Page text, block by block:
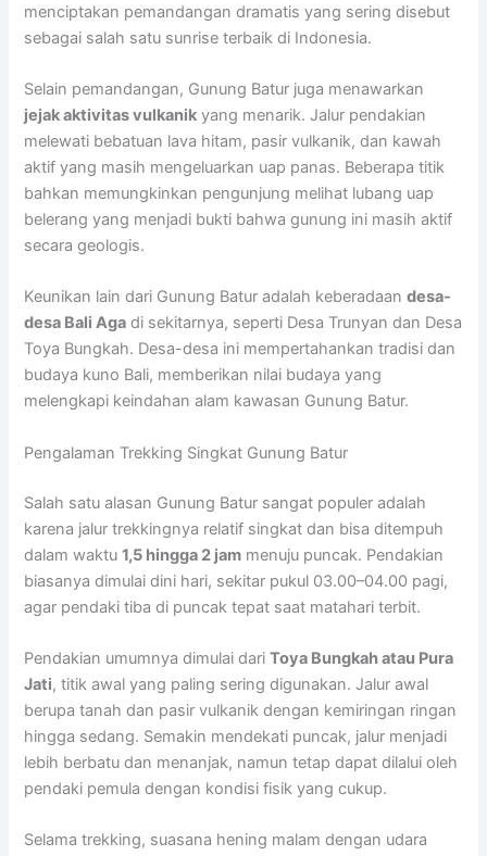
menciptakan pemandangan dramatis yang sering disebut
sebagai salah satu sunrise terbaik di Indonesia.
Selain pemandangan, Gunung Batur juga menawarkan
jejak aktivitas vulkanik yang menarik. Jalur pendakian
melewati bebatuan lava hitam, pasir vulkanik, dan kawah
aktif yang masih mengeluarkan uap panas. Beberapa titik
bahkan memungkinkan pengunjung melihat lubang uap
belerang yang menjadi bukti bahwa gunung ini masih aktif
secara geologis.
Keunikan lain dari Gunung Batur adalah keberadaandesa-
desa Bali Aga di sekitarnya, seperti Desa Trunyan dan Desa
Toya Bungkah. Desa-desa ini mempertahankan tradisi dan
budaya kuno Bali, memberikan nilai budaya yang
melengkapi keindahan alam kawasan Gunung Batur.
Pengalaman Trekking Singkat Gunung Batur
Salah satu alasan Gunung Batur sangat populer adalah
karena jalur trekkingnya relatif singkat dan bisa ditempuh
dalam waktu1,5 hingga 2 jam menuju puncak. Pendakian
biasanya dimulai dini hari, sekitar pukul 03.00–04.00 pagi,
agar pendaki tiba di puncak tepat saat matahari terbit.
Pendakian umumnya dimulai dariToya Bungkah atau Pura
Jati, titik awal yang paling sering digunakan. Jalur awal
berupa tanah dan pasir vulkanik dengan kemiringan ringan
hingga sedang. Semakin mendekati puncak, jalur menjadi
lebih berbatu dan menanjak, namun tetap dapat dilalui oleh
pendaki pemula dengan kondisi fisik yang cukup.
Selama trekking, suasana hening malam dengan udara